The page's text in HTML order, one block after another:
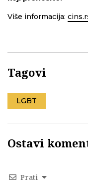
Više informacija:
Tagovi
LGBT
Ostavi
Prati